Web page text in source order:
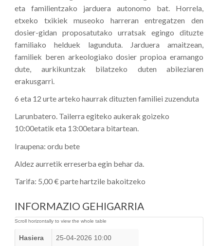
eta familientzako jarduera autonomo bat. Horrela,
etxeko txikiek museoko harreran entregatzen den
dosier-gidan proposatutako urratsak egingo dituzte
familiako helduek lagunduta. Jarduera amaitzean,
familiek beren arkeologiako dosier propioa eramango
dute, aurkikuntzak bilatzeko duten abileziaren
erakusgarri.
6 eta 12 urte arteko haurrak dituzten familiei zuzenduta
Larunbatero. Tailerra egiteko aukerak goizeko
10:00etatik eta 13:00etara bitartean.
Iraupena: ordu bete
Aldez aurretik erreserba egin behar da.
Tarifa: 5,00 € parte hartzile bakoitzeko
INFORMAZIO GEHIGARRIA
Hasiera 25-04-2026 10:00